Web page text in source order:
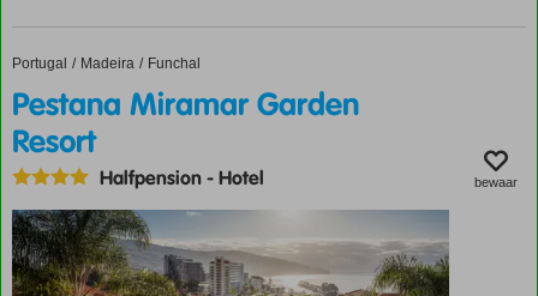
ligt?
om
combineren
of
afwisseling
tussen
een
content:
font-
family:
COR
Icons
display:
inline-
block;
Home
Portugal Madeira Funchal
Pestana Miramar Garden Resort
Pestana Miramar Garden
Resort
Halfpension-Hotel bewaar